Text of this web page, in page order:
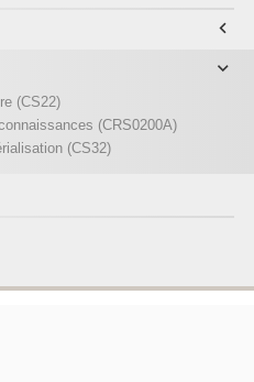
(CS22)
(CRS0200A)
(CS32)